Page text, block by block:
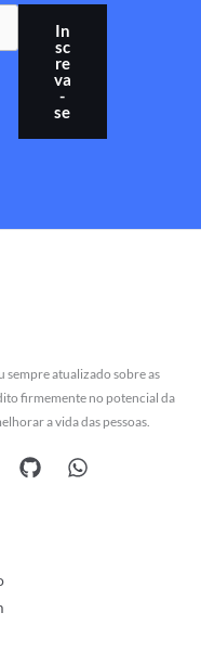
In
sc
re
va
-
se
atualizado sobre as
firmemente no potencial da
a vida das pessoas.